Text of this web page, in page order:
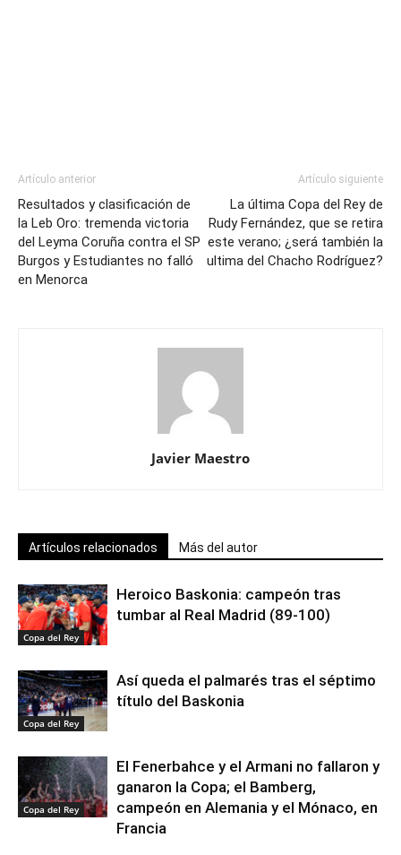
Artículo anterior
Resultados y clasificación de
la Leb Oro: tremenda victoria
del Leyma Coruña contra el SP
Burgos y Estudiantes no falló
en Menorca
Artículo siguiente
La última Copa del Rey de
Rudy Fernández, que se retira
este verano; ¿será también la
ultima del Chacho Rodríguez?
Javier Maestro
Artículos relacionados Más del autor
Copa del Rey
Heroico Baskonia: campeón tras
tumbar al Real Madrid (89-100)
Copa del Rey
Así queda el palmarés tras el séptimo
título del Baskonia
Copa del Rey
El Fenerbahce y el Armani no fallaron y
ganaron la Copa; el Bamberg,
campeón en Alemania y el Mónaco, en
Francia